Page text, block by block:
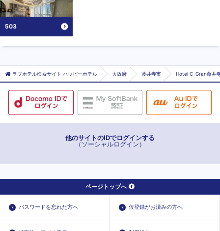
503
ラブホテル検索サイト ハッピーホテル 大阪府 藤井寺市 Hotel C-Gran藤井
他のサイトのIDでログインする
（ソーシャルログイン）
ページトップへ
パスワードを忘れた方へ 仮登録がお済みの方へ